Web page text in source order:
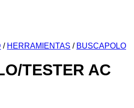
/ HERRAMIENTAS / BUSCAPOLO
TESTER AC